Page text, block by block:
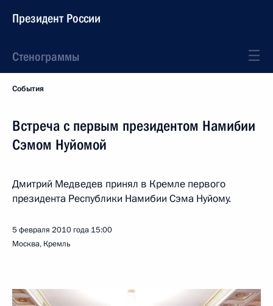
Президент России
Стенограммы
События
Встреча с первым президентом Намибии
Сэмом Нуйомой
Дмитрий Медведев принял в Кремле первого
президента Республики Намибии Сэма Нуйому.
5 февраля 2010 года 15:00
Москва, Кремль